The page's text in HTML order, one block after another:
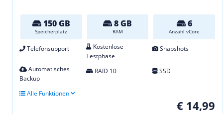
150 GB
Speicherplatz
8 GB
RAM
6
Anzahl vCore
Telefonsupport
Kostenlose
Testphase
Snapshots
Automatisches
Backup
RAID 10 SSD
Alle Funktionen
€ 14,99